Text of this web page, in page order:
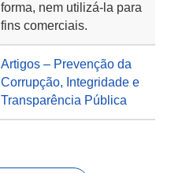
forma, nem utilizá-la para
fins comerciais.
Artigos – Prevenção da
Corrupção, Integridade e
Transparência Pública